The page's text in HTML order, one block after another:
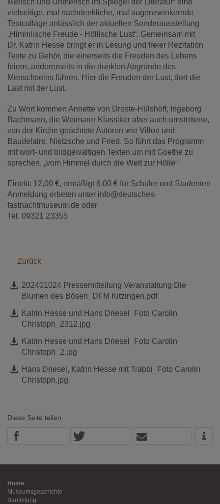
Diese Website nutzt Matomo Analytics für die Auswertung der
Seitenaufrufe als Statistik. Die hierdurch gespeicherten Daten werden
ausschließlich auf unseren eigenen Servern gespeichert. Eine
Übertragung an Dritte erfolgt nicht. Wir verwenden die Funktion
AnonymizeIP zur Anonymisierung Ihrer IP-Adresse, so dass diese gekürzt
wird und nicht mehr Ihrem Besuch auf unserer Internetseite zugeordnet
werden kann.
YouTube / Vimeo
Videos werden über die Plattformen YouTube oder Vimeo eingebunden.
bewirkt laut YouTube, dass YouTube keine Informationen über die
Besucher auf dieser Website speichert, bevor diese sich das Video
ansehen.
Eingebundene Inhalte
Optional sind externe Inhalte auf den Seiten dieser Website
eingebunden. Das können Kartendienste wie z.B. Google Maps sein
vielseitige, mal nachdenkliche, mal augenzwinkernde
Textcollage anlässlich der aktuellen Sonderausstellung
„Himmlische Freude - Höllische Lust“. Gemeinsam mit
Dr. Katrin Hesse bringt er in Lesung und freier Rezitation
Texte zu Gehör, die einerseits die Freuden des Lebens
feiern, andererseits in die dunklen Abgründe des
Menschseins führen. Hier die Freuden der Lust, dort die
Last mit der Lust.
Zu Wort kommen Annette von Droste-Hülshoff, Ingeborg
Bachmann, die Weimarer Klassiker aber auch umstrittene,
von der Kirche geächtete Autoren wie Villon und
Baudelaire, Nietzsche und Fried. So führt das Programm
mit wort- und bildgewaltigen Texten um mit Goethe zu
sprechen, „vom Himmel durch die Welt zur Hölle“.
Eintritt: 12,00 €, ermäßigt 6,00 € für Schüler und Studenten
Anmeldung erbeten unter info@deutsches-
fastnachtmuseum.de oder
Tel. 09321 23355
Zurück
202401024 Pressemitteilung Veranstaltung Die
Blumen des Bösen_DFM Kitzingen.pdf
Katrin Hesse und Hans Driesel_Foto Carolin
Christoph_2312.jpg
Katrin Hesse und Hans Driesel_Foto Carolin
Christoph_2.jpg
Hans Driesel, Katrin Hesse mit Trabbi_Foto Carolin
Christoph.jpg
Diese Seite teilen
Home
Museumsgeschichte
Sammlung